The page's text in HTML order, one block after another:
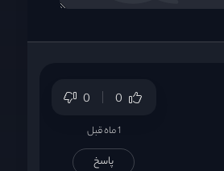
0 0
1 ماه قبل
پاسخ